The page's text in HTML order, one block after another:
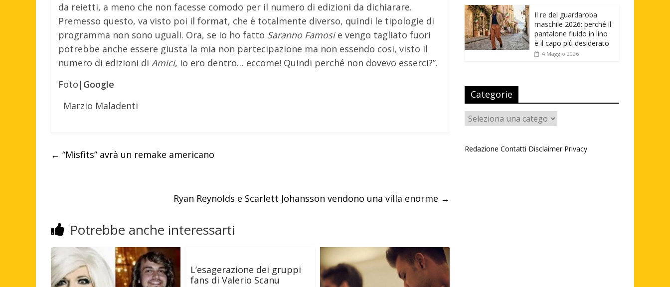
da reietti, a meno che non facesse comodo per il numero di edizioni da dichiarare.
Premesso questo, va visto poi il format, che è totalmente diverso, quindi le tipologie di
programma non sono uguali. Ora, se io ho fatto Saranno Famosie vengo tagliato fuori
potrebbe anche essere giusta la mia non partecipazione ma non essendo cosi, visto il
numero di edizioni di Amici, io ero dentro… eccome! Quindi perché non dovevo esserci?”.
Foto| Google
Marzio Maladenti
← “Misfits” avrà un remake americano
Ryan Reynolds e Scarlett Johansson vendono una villa enorme →
Potrebbe anche interessarti
L’esagerazione dei gruppi
fans di Valerio Scanu
Il re del guardaroba
maschile 2026: perché il
pantalone fluido in lino
è il capo più desiderato
4 Maggio 2026
Categorie
Categorie
Redazione Contatti Disclaimer Privacy